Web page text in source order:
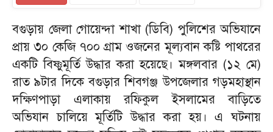
বগুড়ায় জেলা গোয়েন্দা শাখা (ডিবি) পুলিশের অভিযানে
প্রায় ৩০ কেজি ৭০০ গ্রাম ওজনের মূল্যবান কষ্টি পাথরের
একটি বিষ্ণুমূর্তি উদ্ধার করা হয়েছে। মঙ্গলবার (১২ মে)
রাত ৯টার দিকে বগুড়ার শিবগঞ্জ উপজেলার গড়মহাস্থান
দক্ষিণপাড়া এলাকায় রফিকুল ইসলামের বাড়িতে
অভিযান চালিয়ে মূর্তিটি উদ্ধার করা হয়। এ ঘটনায়